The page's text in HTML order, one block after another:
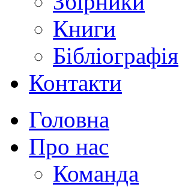
Книги
Бібліографія
Контакти
Головна
Про нас
Команда